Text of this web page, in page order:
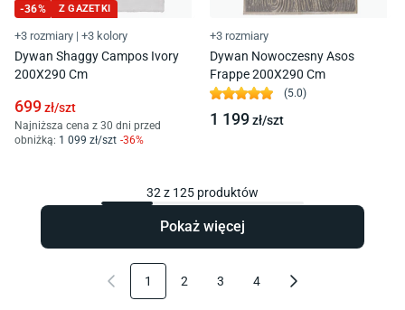
-36% Z GAZETKI
+3 rozmiary | +3 kolory
Dywan Shaggy Campos Ivory
200X290 Cm
699zł/szt
Najniższa cena z 30 dni przed
obniżką: 1 099 zł/szt -36%
+3 rozmiary
Dywan Nowoczesny Asos
Frappe 200X290 Cm
(5.0)
1 199zł/szt
32 z 125 produktów
Pokaż więcej
1 2 3 4